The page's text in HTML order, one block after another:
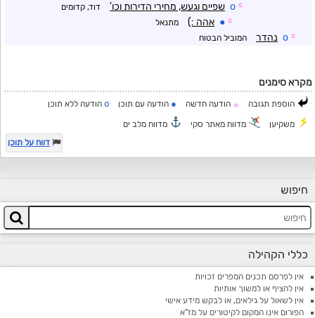
☼
o שפיים וגעש, מחירי הדירות וכו' דוד, קדומים
☼
● אהה :) מתנאל
☼
o נהדר המוביל הבטוח
מקרא סימנים
הוספת תגובה ☼ הודעה חדשה ● הודעה עם תוכן o הודעה ללא תוכן
משקיען מדווח מאתר סקי
מדווח מלב ים
דווח על תוכן
חיפוש
כללי הקהילה
אין לפרסם תכנים המפרים זכויות
אין להציף או למשוך אותיות
אין לשאול על גילאים, או לבקש מידע אישי
הפורום אינו המקום לקיטורים על מז"א